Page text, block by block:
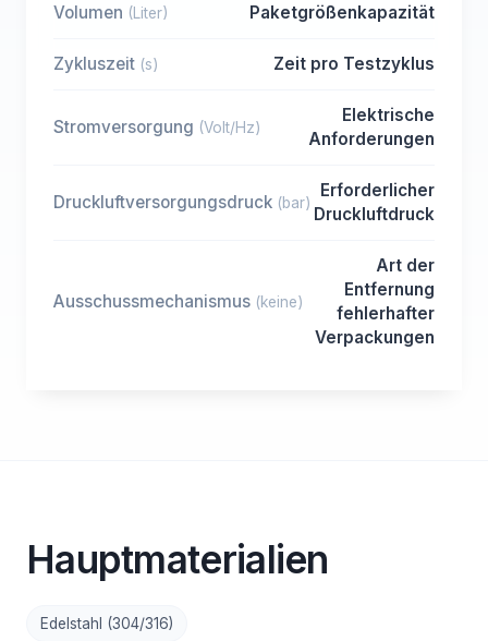
Volumen (Liter)
Paketgrößenkapazität
Zykluszeit (s) Zeit pro Testzyklus
Stromversorgung (Volt/Hz)
Elektrische
Anforderungen
Druckluftversorgungsdruck (bar)
Erforderlicher
Druckluftdruck
Ausschussmechanismus (keine)
Art der
Entfernung
fehlerhafter
Verpackungen
Hauptmaterialien
Edelstahl (304/316)